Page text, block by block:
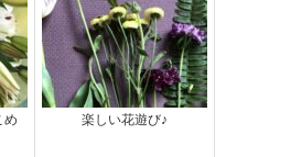
め
楽しい花遊び♪